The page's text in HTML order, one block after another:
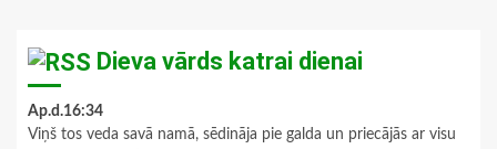
Dieva vārds katrai dienai
Ap.d.16:34
Viņš tos veda savā namā, sēdināja pie galda un priecājās ar visu